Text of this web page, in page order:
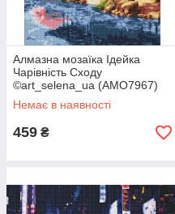
Алмазна мозаїка Ідейка
Чарівність Сходу
©art_selena_ua (AMO7967)
40 х 50 см (На підрамнику)
Немає в наявності
459 ₴